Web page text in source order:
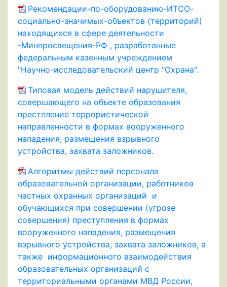
Рекомендации-по-оборудованию-ИТСО-
социально-значимых-объектов (территорий)
находящихся в сфере деятельности
-Минпросвещения-РФ , разработанные
федеральным казенным учреждением
"Научно-исследовательский центр "Охрана".
Типовая модель действий нарушителя,
совершающего на объекте образования
престпление террористической
направленности в формах вооруженного
нападения, размещения взрывного
устройства, захвата заложников.
Алгоритмы действий персонала
образовательной организации, работников
частных охранных организаций и
обучающихся при совершении (угрозе
совершения) преступления в формах
вооруженного нападения, размещения
взрывного устройства, захвата заложников, а
также информационного взаимодействия
образовательных организаций с
территориальными органами МВД России,